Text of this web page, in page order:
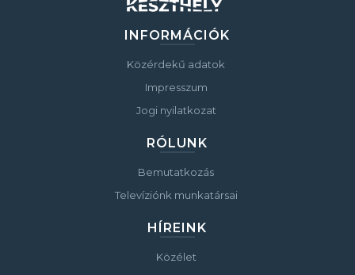
INFORMÁCIÓK
Közérdekű adatok
Impresszum
Jogi nyilatkozat
RÓLUNK
Bemutatkozás
Televíziónk munkatársai
HÍREINK
Közélet